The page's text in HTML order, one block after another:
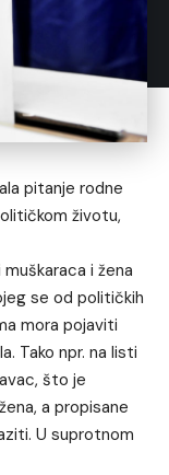
pitanje rodne
životu,
i žena
se od političkih
mora pojaviti
Tako npr. na listi
što je
a propisane
U suprotnom